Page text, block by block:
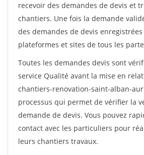
recevoir des demandes de devis et
chantiers. Une fois la demande
des demandes de devis
plateformes et sites de tous les
Toutes les demandes devis sont
service Qualité avant la mise en
chantiers-renovation-saint-alban-
processus qui permet de vérifier la
demande de devis. Vous pouvez
contact avec les particuliers pour
leurs chantiers travaux.